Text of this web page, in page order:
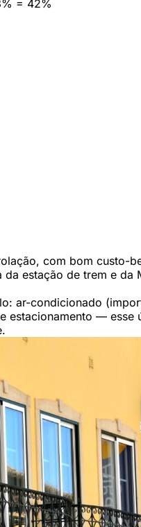
= 42%
com bom custo-
estação de trem e da
ar-condicionado
estacionamento — esse